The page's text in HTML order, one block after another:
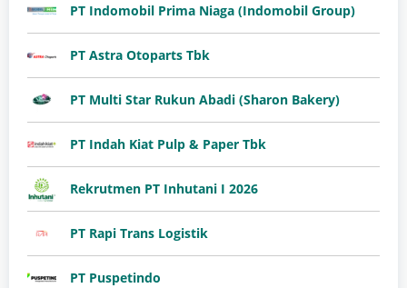
PT Indomobil Prima Niaga (Indomobil Group)
PT Astra Otoparts Tbk
PT Multi Star Rukun Abadi (Sharon Bakery)
PT Indah Kiat Pulp & Paper Tbk
Rekrutmen PT Inhutani I 2026
PT Rapi Trans Logistik
PT Puspetindo